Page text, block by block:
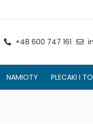
+48 600 747 161
NAMIOTY PLECAKI I